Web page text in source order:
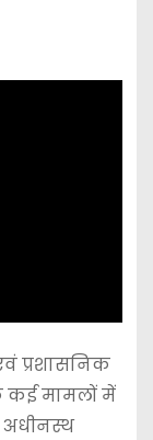
प्रशासनिक
कई मामलों में
अधीनस्थ